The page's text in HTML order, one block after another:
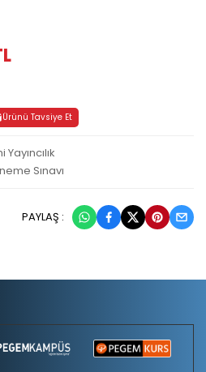
Ürünü Tavsiye Et
Sınavı
PAYLAŞ :